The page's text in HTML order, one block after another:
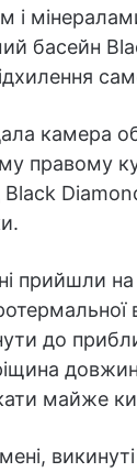
і
басейн
камера
правому
Black
прийшли
до
майже